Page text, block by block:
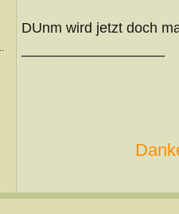
DUnm wird jetzt doch